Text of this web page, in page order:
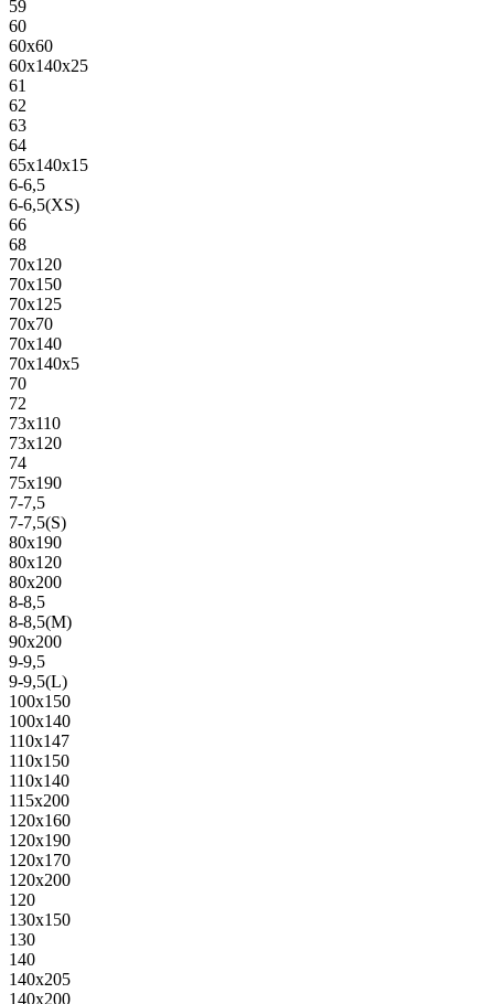
59
60
60х60
60х140х25
61
62
63
64
65х140х15
6-6,5
6-6,5(XS)
66
68
70х120
70х150
70х125
70х70
70х140
70х140х5
70
72
73х110
73х120
74
75х190
7-7,5
7-7,5(S)
80х190
80х120
80х200
8-8,5
8-8,5(M)
90х200
9-9,5
9-9,5(L)
100х150
100х140
110х147
110х150
110х140
115х200
120х160
120х190
120х170
120х200
120
130х150
130
140
140х205
140х200